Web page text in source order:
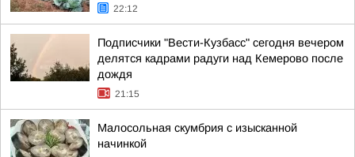
22:12
Подписчики "Вести-Кузбасс" сегодня вечером
делятся кадрами радуги над Кемерово после
дождя
21:15
Малосольная скумбрия с изысканной
начинкой